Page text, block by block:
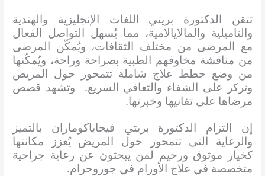
تتقن الدكتورة بريتي اللغات الإنجليزية والهندية
والتاميلية والمالايالامية، مما يُسهل التواصل الفعال
مع المرضى من مختلف الثقافات، ويُمكّن المرضى
من مناقشة مخاوفهم الطبية بصراحة وراحة، ويُمكّنها
من وضع خطط علاج شاملة تتمحور حول المريض
وتركز على الشفاء والتعافي السريع. وتشهد قصص
مرضاها على تفانيها وخبرتها.
إن التزام الدكتورة بريتي فيجاياكوماران بالتميز
والرعاية التي تتمحور حول المريض يُعزز مكانتها
كخيار موثوق ورحيم لمن يبحثون عن رعاية جراحية
متخصصة في علاج الأورام في جوروجرام.